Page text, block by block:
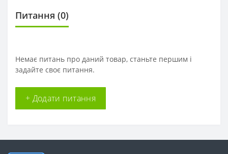
Питання (0)
Немає питань про даний товар, станьте першим і
задайте своє питання.
+ Додати питання